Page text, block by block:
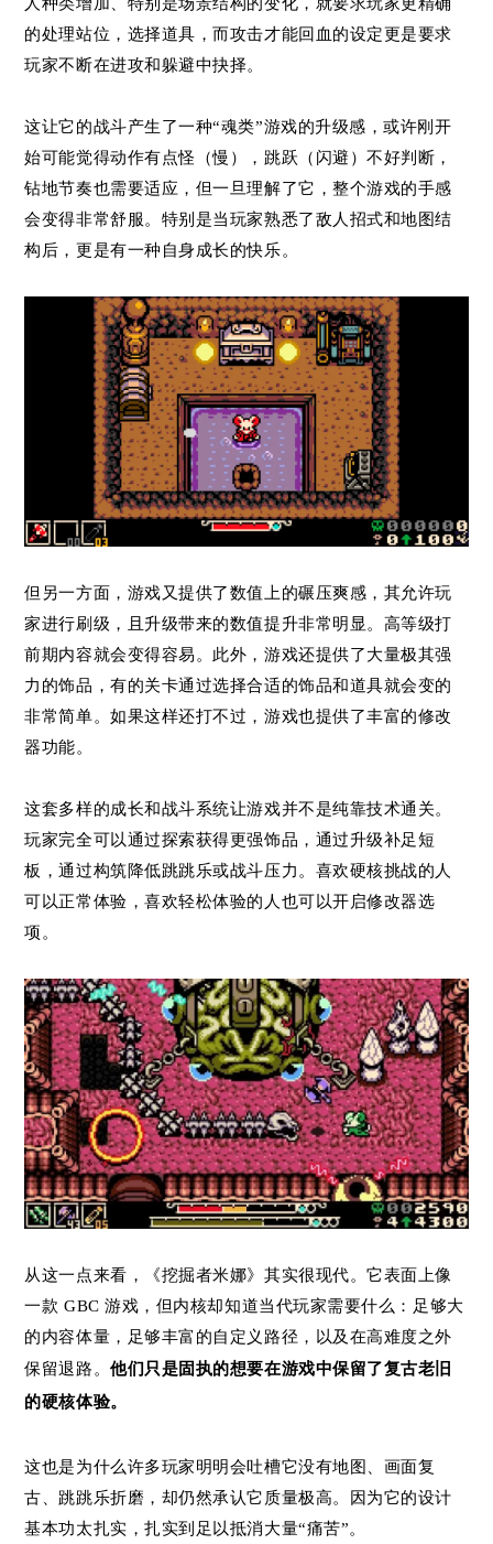
的处理站位，选择道具，而攻击才能回血的设定更是要求
玩家不断在进攻和躲避中抉择。
这让它的战斗产生了一种“魂类”游戏的升级感，或许刚开
始可能觉得动作有点怪（慢），跳跃（闪避）不好判断，
钻地节奏也需要适应，但一旦理解了它，整个游戏的手感
会变得非常舒服。特别是当玩家熟悉了敌人招式和地图结
构后，更是有一种自身成长的快乐。
但另一方面，游戏又提供了数值上的碾压爽感，其允许玩
家进行刷级，且升级带来的数值提升非常明显。高等级打
前期内容就会变得容易。此外，游戏还提供了大量极其强
力的饰品，有的关卡通过选择合适的饰品和道具就会变的
非常简单。如果这样还打不过，游戏也提供了丰富的修改
器功能。
这套多样的成长和战斗系统让游戏并不是纯靠技术通关。
玩家完全可以通过探索获得更强饰品，通过升级补足短
板，通过构筑降低跳跳乐或战斗压力。喜欢硬核挑战的人
可以正常体验，喜欢轻松体验的人也可以开启修改器选
项。
从这一点来看，《挖掘者米娜》其实很现代。它表面上像
一款 GBC 游戏，但内核却知道当代玩家需要什么：足够大
的内容体量，足够丰富的自定义路径，以及在高难度之外
保留退路。他们只是固执的想要在游戏中保留了复古老旧
的硬核体验。
这也是为什么许多玩家明明会吐槽它没有地图、画面复
古、跳跳乐折磨，却仍然承认它质量极高。因为它的设计
基本功太扎实，扎实到足以抵消大量“痛苦”。